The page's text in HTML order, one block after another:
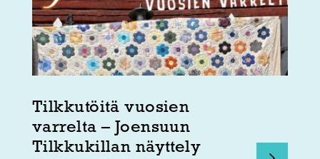
Tilkkutöitä vuosien
varrelta – Joensuun
Tilkkukillan näyttely